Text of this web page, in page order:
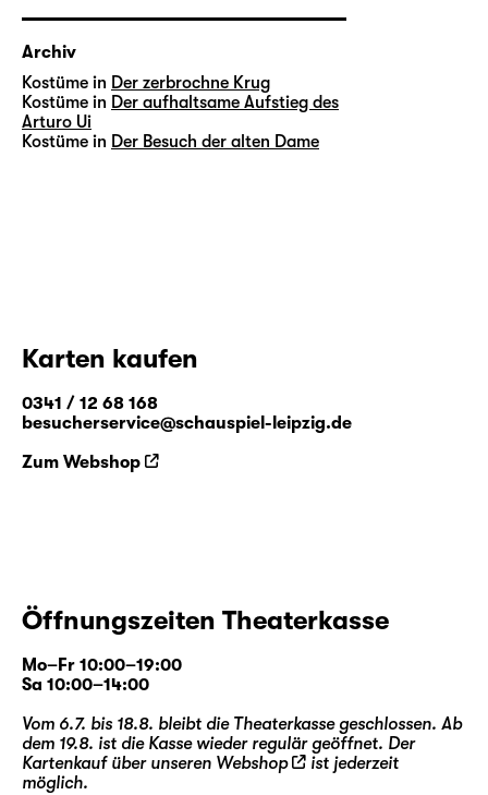
Archiv
Kostüme in Der zerbrochne Krug
Kostüme in Der aufhaltsame Aufstieg des
Arturo Ui
Kostüme in Der Besuch der alten Dame
Karten kaufen
0341 / 12 68 168
besucherservice@schauspiel-leipzig.de
Zum Webshop
Öffnungszeiten Theaterkasse
Mo–Fr 10:00–19:00
Sa 10:00–14:00
Vom 6.7. bis 18.8. bleibt die Theaterkasse geschlossen. Ab
dem 19.8. ist die Kasse wieder regulär geöffnet. Der
Kartenkauf über unseren Webshop
ist jederzeit
möglich.